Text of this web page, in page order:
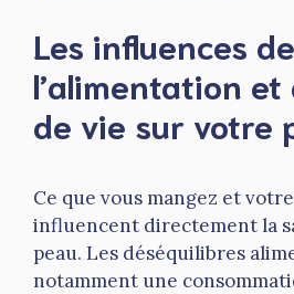
Les influences de
l’alimentation et
de vie sur votre
Ce que vous mangez et
influencent directement la
peau. Les déséquilibres
notamment une